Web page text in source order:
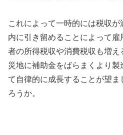
これによって一時的には税収
内に引き留めることによって
者の所得税収や消費税収も増
災地に補助金をばらまくより
て自律的に成長することが望
ろうか。